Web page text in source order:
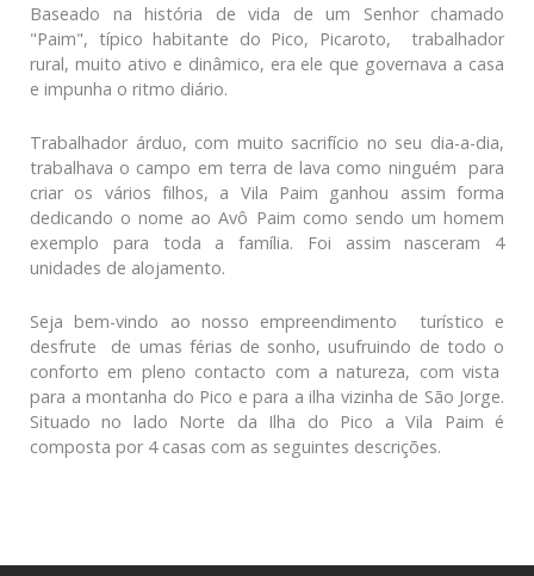
Baseado na história de vida de um Senhor chamado
"Paim", típico habitante do Pico, Picaroto, trabalhador
rural, muito ativo e dinâmico, era ele que governava a casa
e impunha o ritmo diário.
Trabalhador árduo, com muito sacrifício no seu dia-a-dia,
trabalhava o campo em terra de lava como ninguém para
criar os vários filhos, a Vila Paim ganhou assim forma
dedicando o nome ao Avô Paim como sendo um homem
exemplo para toda a família. Foi assim nasceram 4
unidades de alojamento.
Seja bem-vindo ao nosso empreendimento turístico e
desfrute de umas férias de sonho, usufruindo de todo o
conforto em pleno contacto com a natureza, com vista
para a montanha do Pico e para a ilha vizinha de São Jorge.
Situado no lado Norte da Ilha do Pico a Vila Paim é
composta por 4 casas com as seguintes descrições.